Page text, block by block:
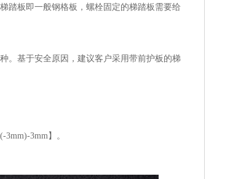
板即一般钢格板，螺栓固定的梯踏板需要给
基于安全原因，建议客户采用带前护板的梯
3mm】。